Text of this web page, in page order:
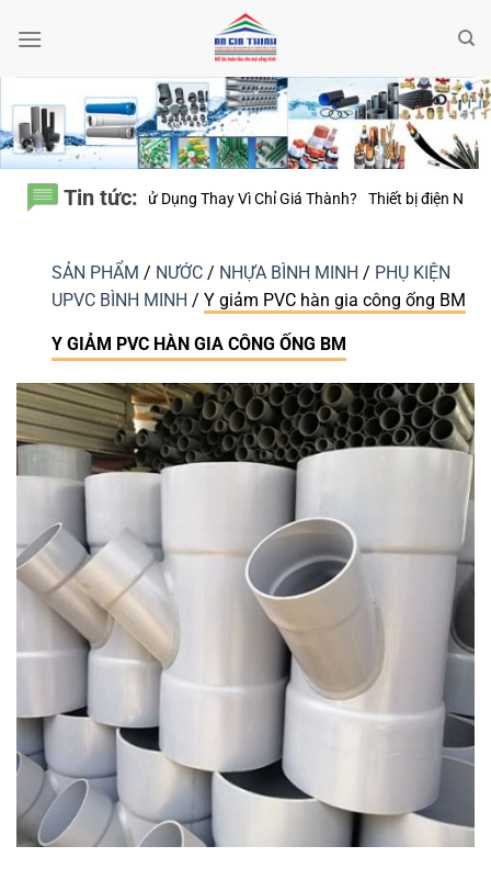
qua
Tin tức:
Dụng Thay Vì Chỉ Giá Thành? Thiết bị điện Nanoco – Vì sao
SẢN PHẨM / NƯỚC / NHỰA BÌNH MINH / PHỤ KIỆN
UPVC BÌNH MINH / Y giảm PVC hàn gia công ống BM
Y GIẢM PVC HÀN GIA CÔNG ỐNG BM